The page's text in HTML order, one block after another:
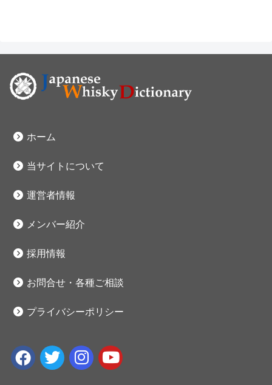
ホーム
当サイトについて
運営者情報
メンバー紹介
採用情報
お問合せ・各種ご相談
プライバシーポリシー